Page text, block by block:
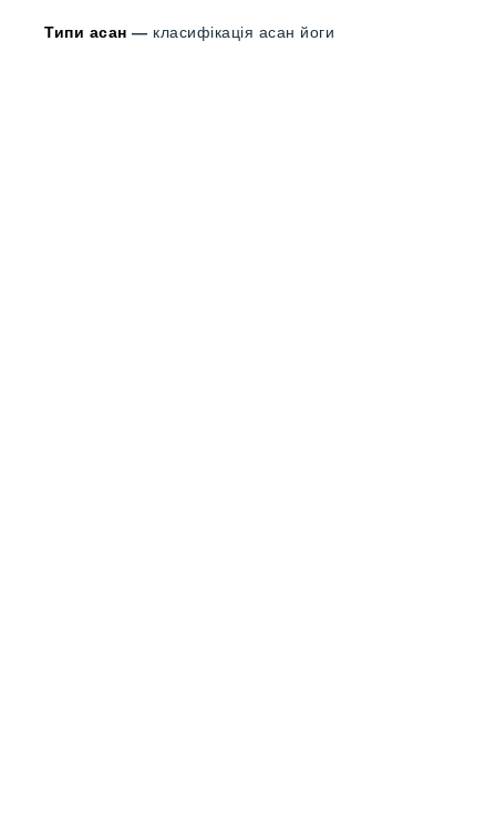
Типи асан — класифікація асан йоги